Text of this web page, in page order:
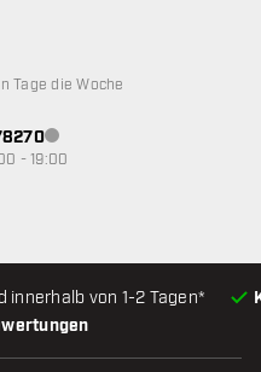
innerhalb von 1-2 Tagen*
nicht verfügbar
Tage die Woche
Kundenservice nicht
- 19:00